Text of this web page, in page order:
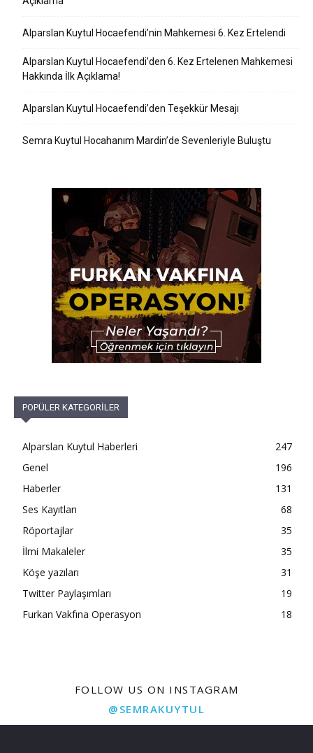
Alparslan Kuytul Hocaefendi’nin Mahkemesi 6. Kez Ertelendi
Alparslan Kuytul Hocaefendi’den 6. Kez Ertelenen Mahkemesi
Hakkında İlk Açıklama!
Alparslan Kuytul Hocaefendi’den Teşekkür Mesajı
Semra Kuytul Hocahanım Mardin’de Sevenleriyle Buluştu
POPÜLER KATEGORİLER
Alparslan Kuytul Haberleri
247
Genel
196
Haberler
131
Ses Kayıtları
68
Röportajlar
35
İlmi Makaleler
35
Köşe yazıları
31
Twitter Paylaşımları
19
Furkan Vakfına Operasyon
18
FOLLOW US ON INSTAGRAM
@SEMRAKUYTUL